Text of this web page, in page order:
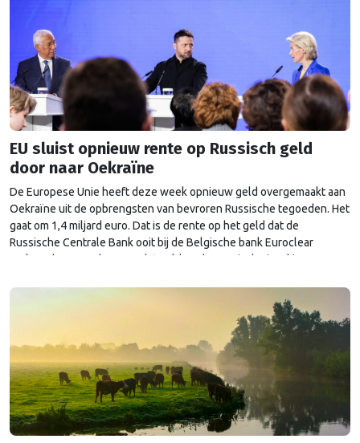
EU sluist opnieuw rente op Russisch geld
door naar Oekraïne
De Europese Unie heeft deze week opnieuw geld overgemaakt aan
Oekraïne uit de opbrengsten van bevroren Russische tegoeden. Het
gaat om 1,4 miljard euro. Dat is de rente op het geld dat de
Russische Centrale Bank ooit bij de Belgische bank Euroclear
parkeerde. De EU bevroor dat geld na de Russische inval in